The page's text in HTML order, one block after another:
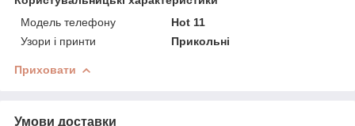
Модель телефону
Hot 11
Узори і принти
Прикольні
Приховати
Умови доставки